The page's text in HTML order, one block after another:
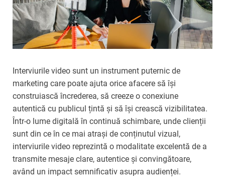
Interviurile video sunt un instrument puternic de
marketing care poate ajuta orice afacere să își
construiască încrederea, să creeze o conexiune
autentică cu publicul țintă și să își crească vizibilitatea.
Într-o lume digitală în continuă schimbare, unde clienții
sunt din ce în ce mai atrași de conținutul vizual,
interviurile video reprezintă o modalitate excelentă de a
transmite mesaje clare, autentice și convingătoare,
având un impact semnificativ asupra audienței.